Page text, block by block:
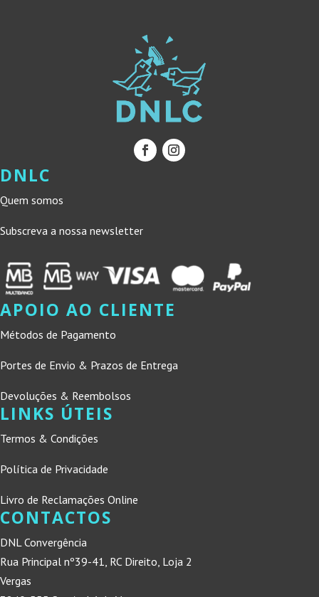
DNLC
Quem somos
Subscreva a nossa newsletter
APOIO AO CLIENTE
Métodos de Pagamento
Portes de Envio & Prazos de Entrega
Devoluções & Reembolsos
LINKS ÚTEIS
Termos & Condições
Política de Privacidade
Livro de Reclamações Online
CONTACTOS
DNL Convergência
Rua Principal nº39-41, RC Direito, Loja 2
Vergas